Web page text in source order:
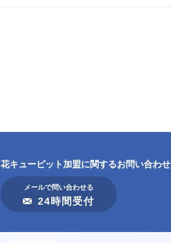
花キューピット加盟に関するお問い合わせ
メールで問い合わせる
24時間受付